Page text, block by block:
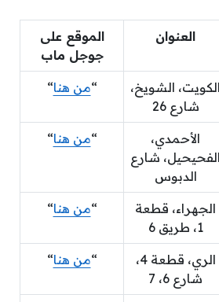
العنوان
الموقع على
جوجل ماب
الكويت، الشويخ،
شارع 26
“من هنا“
الأحمدي،
الفحيحيل، شارع
الدبوس
“من هنا“
الجهراء، قطعة
1، طريق 6
“من هنا“
الري، قطعة 4،
شارع 6، 7
“من هنا“